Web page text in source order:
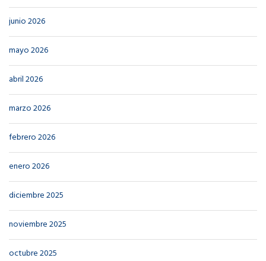
junio 2026
mayo 2026
abril 2026
marzo 2026
febrero 2026
enero 2026
diciembre 2025
noviembre 2025
octubre 2025